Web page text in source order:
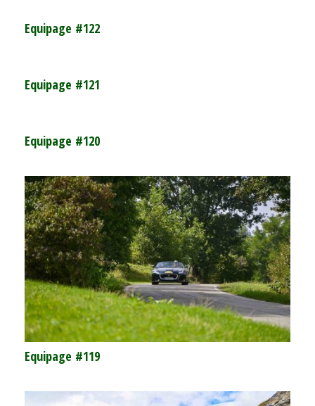
Equipage #122
Equipage #121
Equipage #120
Equipage #119